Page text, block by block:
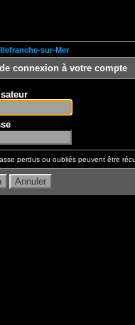
sur-Mer
connexion à votre compte
perdus ou oubliés peuvent être